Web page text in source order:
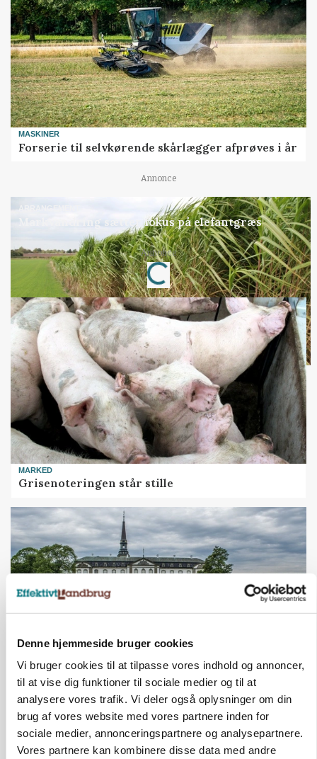
Denne hjemmeside bruger cookies
Vi bruger cookies til at tilpasse vores indhold og annoncer,
til at vise dig funktioner til sociale medier og til at
analysere vores trafik. Vi deler også oplysninger om din
brug af vores website med vores partnere inden for
sociale medier, annonceringspartnere og analysepartnere.
Vores partnere kan kombinere disse data med andre
MASKINER
Forserie til selvkørende skårlægger afprøves i år
Annonce
ARRANGEMENT
Markvandring sætter fokus på elefantgræs
Annonce
Loading...
MARKED
Grisenoteringen står stille
BUSINESS
32.500 stipladser skifter slagteri: En af landets
største producenter sender nu grisene til
Danish Crown